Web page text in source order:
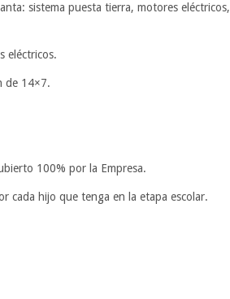
sistema puesta tierra, motores eléctricos,
eléctricos.
de 14×7.
100% por la Empresa.
cada hijo que tenga en la etapa escolar.